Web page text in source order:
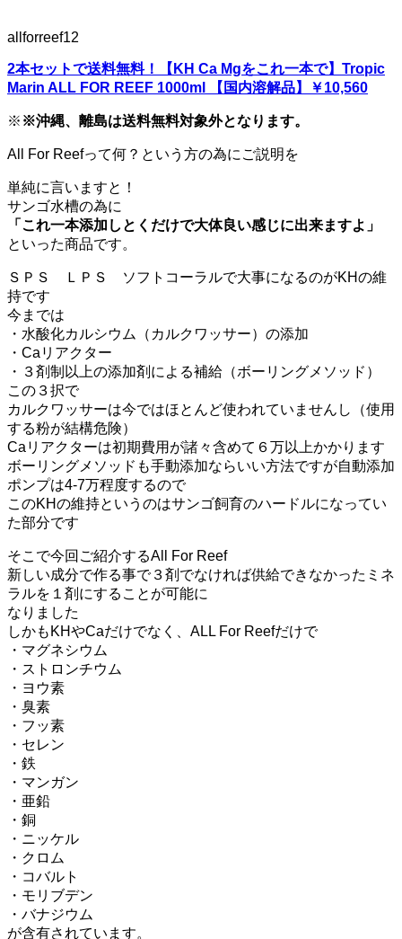
allforreef12
2本セットで送料無料！【KH Ca Mgをこれ一本で】Tropic
Marin ALL FOR REEF 1000ml 【国内溶解品】￥10,560
※ ※沖縄、離島は送料無料対象外となります。
All For Reefって何？という方の為にご説明を
単純に言いますと！
サンゴ水槽の為に
「これ一本添加しとくだけで大体良い感じに出来ますよ」
といった商品です。
ＳＰＳ ＬＰＳ ソフトコーラルで大事になるのがKHの維
持です
今までは
・水酸化カルシウム（カルクワッサー）の添加
・Caリアクター
・３剤制以上の添加剤による補給（ボーリングメソッド）
この３択で
カルクワッサーは今ではほとんど使われていませんし（使用
する粉が結構危険）
Caリアクターは初期費用が諸々含めて６万以上かかります
ボーリングメソッドも手動添加ならいい方法ですが自動添加
ポンプは4-7万程度するので
このKHの維持というのはサンゴ飼育のハードルになってい
た部分です
そこで今回ご紹介するAll For Reef
新しい成分で作る事で３剤でなければ供給できなかったミネ
ラルを１剤にすることが可能に
なりました
しかもKHやCaだけでなく、ALL For Reefだけで
・マグネシウム
・ストロンチウム
・ヨウ素
・臭素
・フッ素
・セレン
・鉄
・マンガン
・亜鉛
・銅
・ニッケル
・クロム
・コバルト
・モリブデン
・バナジウム
が含有されています。